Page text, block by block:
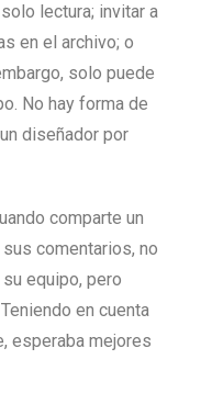
lectura; invitar a
en el archivo; o
solo puede
No hay forma de
diseñador por
comparte un
comentarios, no
equipo, pero
en cuenta
esperaba mejores